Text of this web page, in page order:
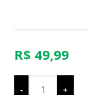
R$ 49,99
- +